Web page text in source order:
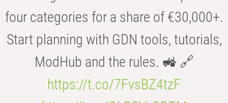
four categories for a share of €30,000+.
Start planning with GDN tools, tutorials,
ModHub and the rules. 🚜 🔗
https://t.co/7FvsBZ4tzF